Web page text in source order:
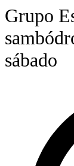
Grupo
sábado